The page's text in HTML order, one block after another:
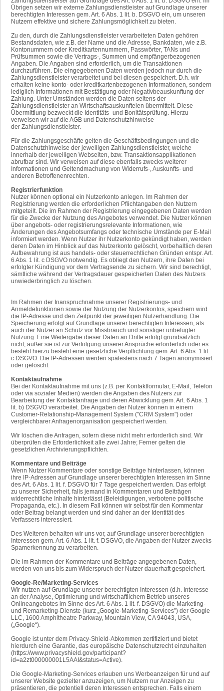
Übrigen setzen wir externe Zahlungsdienstleister auf Grundlage unserer
berechtigten Interessen gem. Art. 6 Abs. 1 lit. b. DSGVO ein, um unseren
Nutzern effektive und sichere Zahlungsmöglichkeit zu bieten.
Zu den, durch die Zahlungsdienstleister verarbeiteten Daten gehören
Bestandsdaten, wie z.B. der Name und die Adresse, Bankdaten, wie z.B.
Kontonummern oder Kreditkartennummern, Passwörter, TANs und
Prüfsummen sowie die Vertrags-, Summen und empfängerbezogenen
Angaben. Die Angaben sind erforderlich, um die Transaktionen
durchzuführen. Die eingegebenen Daten werden jedoch nur durch die
Zahlungsdienstleister verarbeitet und bei diesen gespeichert. D.h. wir
erhalten keine konto- oder kreditkartenbezogenen Informationen, sondern
lediglich Informationen mit Bestätigung oder Negativbeauskunftung der
Zahlung. Unter Umständen werden die Daten seitens der
Zahlungsdienstleister an Wirtschaftsauskunfteien übermittelt. Diese
Übermittlung bezweckt die Identitäts- und Bonitätsprüfung. Hierzu
verweisen wir auf die AGB und Datenschutzhinweise
der Zahlungsdienstleister.
Für die Zahlungsgeschäfte gelten die Geschäftsbedingungen und die
Datenschutzhinweise der jeweiligen Zahlungsdienstleister, welche
innerhalb der jeweiligen Webseiten, bzw. Transaktionsapplikationen
abrufbar sind. Wir verweisen auf diese ebenfalls zwecks weiterer
Informationen und Geltendmachung von Widerrufs-, Auskunfts- und
anderen Betroffenenrechten.
Registrierfunktion
Nutzer können optional ein Nutzerkonto anlegen. Im Rahmen der
Registrierung werden die erforderlichen Pflichtangaben den Nutzern
mitgeteilt. Die im Rahmen der Registrierung eingegebenen Daten werden
für die Zwecke der Nutzung des Angebotes verwendet. Die Nutzer können
über angebots- oder registrierungsrelevante Informationen, wie
Änderungen des Angebotsumfangs oder technische Umstände per E-Mail
informiert werden. Wenn Nutzer ihr Nutzerkonto gekündigt haben, werden
deren Daten im Hinblick auf das Nutzerkonto gelöscht, vorbehaltlich deren
Aufbewahrung ist aus handels- oder steuerrechtlichen Gründen entspr. Art.
6 Abs. 1 lit. c DSGVO notwendig. Es obliegt den Nutzern, ihre Daten bei
erfolgter Kündigung vor dem Vertragsende zu sichern. Wir sind berechtigt,
sämtliche während der Vertragsdauer gespeicherten Daten des Nutzers
unwiederbringlich zu löschen.
Im Rahmen der Inanspruchnahme unserer Registrierungs- und
Anmeldefunktionen sowie der Nutzung der Nutzerkontos, speichern wird
die IP-Adresse und den Zeitpunkt der jeweiligen Nutzerhandlung. Die
Speicherung erfolgt auf Grundlage unserer berechtigten Interessen, als
auch der Nutzer an Schutz vor Missbrauch und sonstiger unbefugter
Nutzung. Eine Weitergabe dieser Daten an Dritte erfolgt grundsätzlich
nicht, außer sie ist zur Verfolgung unserer Ansprüche erforderlich oder es
besteht hierzu besteht eine gesetzliche Verpflichtung gem. Art. 6 Abs. 1 lit.
c DSGVO. Die IP-Adressen werden spätestens nach 7 Tagen anonymisiert
oder gelöscht.
Kontaktaufnahme
Bei der Kontaktaufnahme mit uns (z.B. per Kontaktformular, E-Mail, Telefon
oder via sozialer Medien) werden die Angaben des Nutzers zur
Bearbeitung der Kontaktanfrage und deren Abwicklung gem. Art. 6 Abs. 1
lit. b) DSGVO verarbeitet. Die Angaben der Nutzer können in einem
Customer-Relationship-Management System ("CRM System") oder
vergleichbarer Anfragenorganisation gespeichert werden.
Wir löschen die Anfragen, sofern diese nicht mehr erforderlich sind. Wir
überprüfen die Erforderlichkeit alle zwei Jahre; Ferner gelten die
gesetzlichen Archivierungspflichten.
Kommentare und Beiträge
Wenn Nutzer Kommentare oder sonstige Beiträge hinterlassen, können
ihre IP-Adressen auf Grundlage unserer berechtigten Interessen im Sinne
des Art. 6 Abs. 1 lit. f. DSGVO für 7 Tage gespeichert werden. Das erfolgt
zu unserer Sicherheit, falls jemand in Kommentaren und Beiträgen
widerrechtliche Inhalte hinterlässt (Beleidigungen, verbotene politische
Propaganda, etc.). In diesem Fall können wir selbst für den Kommentar
oder Beitrag belangt werden und sind daher an der Identität des
Verfassers interessiert.
Des Weiteren behalten wir uns vor, auf Grundlage unserer berechtigten
Interessen gem. Art. 6 Abs. 1 lit. f. DSGVO, die Angaben der Nutzer zwecks
Spamerkennung zu verarbeiten.
Die im Rahmen der Kommentare und Beiträge angegebenen Daten,
werden von uns bis zum Widerspruch der Nutzer dauerhaft gespeichert.
Google-Re/Marketing-Services
Wir nutzen auf Grundlage unserer berechtigten Interessen (d.h. Interesse
an der Analyse, Optimierung und wirtschaftlichem Betrieb unseres
Onlineangebotes im Sinne des Art. 6 Abs. 1 lit. f. DSGVO) die Marketing-
und Remarketing-Dienste (kurz „Google-Marketing-Services”) der Google
LLC, 1600 Amphitheatre Parkway, Mountain View, CA 94043, USA,
(„Google“).
Google ist unter dem Privacy-Shield-Abkommen zertifiziert und bietet
hierdurch eine Garantie, das europäische Datenschutzrecht einzuhalten
(https://www.privacyshield.gov/participant?
id=a2zt000000001L5AAI&status=Active).
Die Google-Marketing-Services erlauben uns Werbeanzeigen für und auf
unserer Website gezielter anzuzeigen, um Nutzern nur Anzeigen zu
präsentieren, die potentiell deren Interessen entsprechen. Falls einem